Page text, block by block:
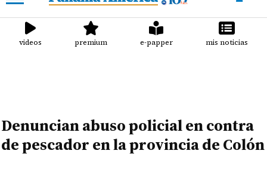
videos premium e-papper mis noticias
Denuncian abuso policial en contra
de pescador en la provincia de Colón